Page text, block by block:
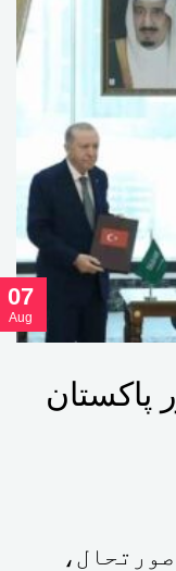
07
Aug
پاکستان